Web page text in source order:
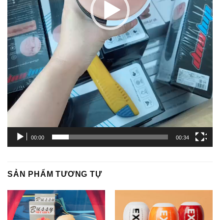
00:00 00:34
SẢN PHẨM TƯƠNG TỰ